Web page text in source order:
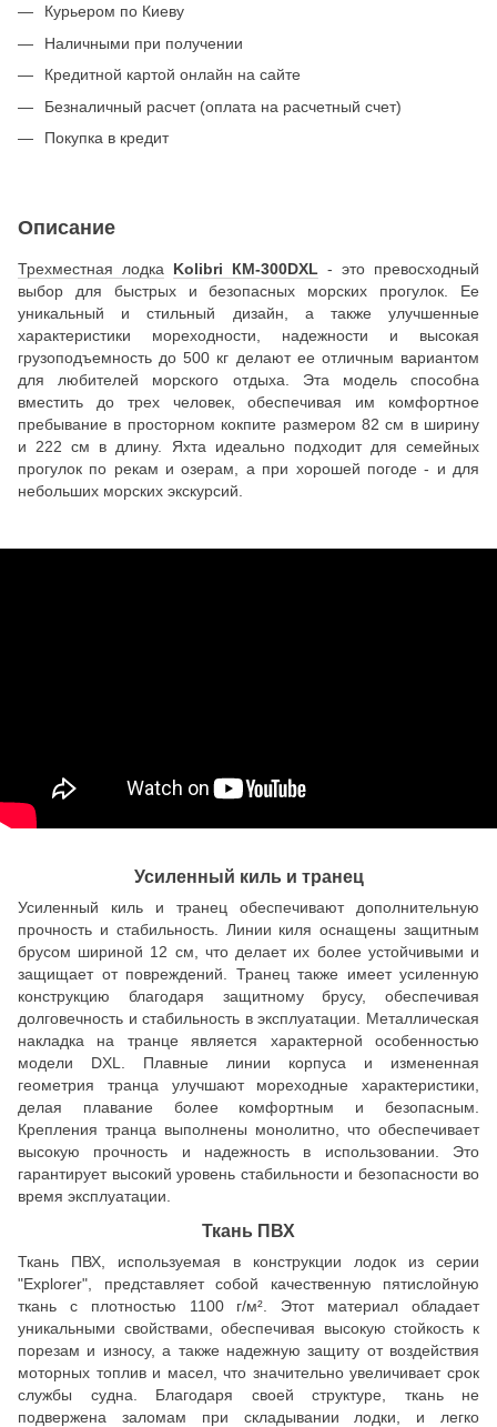
Курьером по Киеву
Наличными при получении
Кредитной картой онлайн на сайте
Безналичный расчет (оплата на расчетный счет)
Покупка в кредит
Описание
Трехместная лодка Kolibri КМ-300DXL - это превосходный
выбор для быстрых и безопасных морских прогулок. Ее
уникальный и стильный дизайн, а также улучшенные
характеристики мореходности, надежности и высокая
грузоподъемность до 500 кг делают ее отличным вариантом
для любителей морского отдыха. Эта модель способна
вместить до трех человек, обеспечивая им комфортное
пребывание в просторном кокпите размером 82 см в ширину
и 222 см в длину. Яхта идеально подходит для семейных
прогулок по рекам и озерам, а при хорошей погоде - и для
небольших морских экскурсий.
Усиленный киль и транец
Усиленный киль и транец обеспечивают дополнительную
прочность и стабильность. Линии киля оснащены защитным
брусом шириной 12 см, что делает их более устойчивыми и
защищает от повреждений. Транец также имеет усиленную
конструкцию благодаря защитному брусу, обеспечивая
долговечность и стабильность в эксплуатации. Металлическая
накладка на транце является характерной особенностью
модели DXL. Плавные линии корпуса и измененная
геометрия транца улучшают мореходные характеристики,
делая плавание более комфортным и безопасным.
Крепления транца выполнены монолитно, что обеспечивает
высокую прочность и надежность в использовании. Это
гарантирует высокий уровень стабильности и безопасности во
время эксплуатации.
Ткань ПВХ
Ткань ПВХ, используемая в конструкции лодок из серии
"Explorer", представляет собой качественную пятислойную
ткань с плотностью 1100 г/м². Этот материал обладает
уникальными свойствами, обеспечивая высокую стойкость к
порезам и износу, а также надежную защиту от воздействия
моторных топлив и масел, что значительно увеличивает срок
службы судна. Благодаря своей структуре, ткань не
подвержена заломам при складывании лодки, и легко